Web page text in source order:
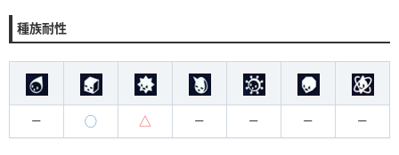
種族耐性
ー ◯ △ ー ー ー ー